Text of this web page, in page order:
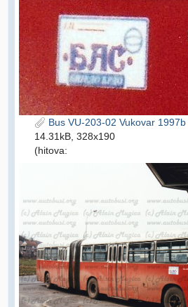
Bus VU-203-02 Vukovar
14.31kB, 328x190
(hitova: